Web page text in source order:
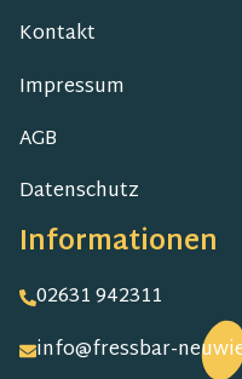
Kontakt
Impressum
AGB
Datenschutz
Informationen
02631 942311
info@fressbar-